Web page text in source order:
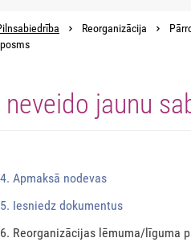
Reorganizācija
jaunu
4. Apmaksā nodevas
5. Iesniedz dokumentus
6. Reorganizācijas lēmuma/līguma